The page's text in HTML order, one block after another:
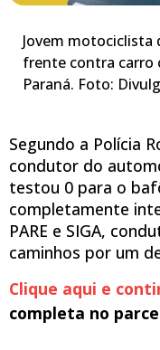
Jovem motociclista
frente contra carro
Paraná. Foto:
Segundo a Polícia
condutor do
testou 0 para o
completamente
PARE e SIGA,
caminhos por um
Clique aqui e
completa no